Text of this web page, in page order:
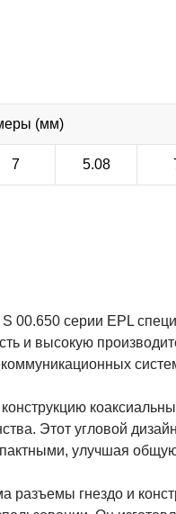
(мм)
7 5.08
00.650 серии EPL
и высокую
Этот угловой
улучшая
разъемы гнездо и